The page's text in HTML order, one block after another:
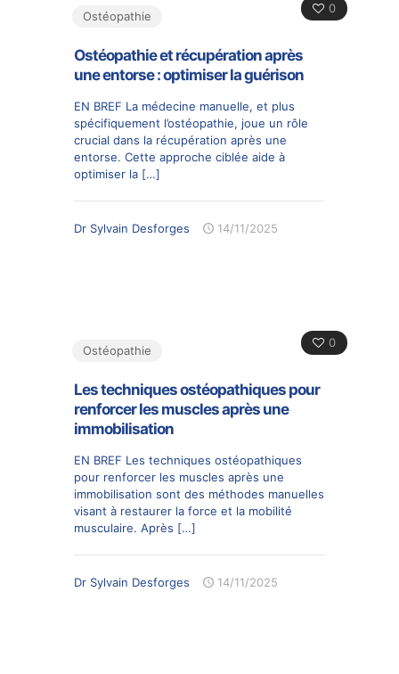
0
Ostéopathie
Ostéopathie et récupération après
une entorse : optimiser la guérison
EN BREF La médecine manuelle, et plus
spécifiquement l’ostéopathie, joue un rôle
crucial dans la récupération après une
entorse. Cette approche ciblée aide à
optimiser la […]
Dr Sylvain Desforges 14/11/2025
0
Ostéopathie
Les techniques ostéopathiques pour
renforcer les muscles après une
immobilisation
EN BREF Les techniques ostéopathiques
pour renforcer les muscles après une
immobilisation sont des méthodes manuelles
visant à restaurer la force et la mobilité
musculaire. Après […]
Dr Sylvain Desforges 14/11/2025